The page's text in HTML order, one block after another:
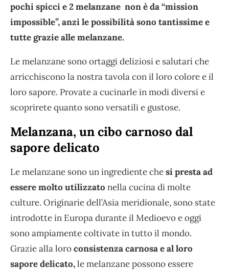
pochi spicci e 2 melanzane non è da “mission
impossible”, anzi le possibilità sono tantissime e
tutte grazie alle melanzane.
Le melanzane sono ortaggi deliziosi e salutari che
arricchiscono la nostra tavola con il loro colore e il
loro sapore. Provate a cucinarle in modi diversi e
scoprirete quanto sono versatili e gustose.
Melanzana, un cibo carnoso dal
sapore delicato
Le melanzane sono un ingrediente chesi presta ad
essere molto utilizzato nella cucina di molte
culture. Originarie dell’Asia meridionale, sono state
introdotte in Europa durante il Medioevo e oggi
sono ampiamente coltivate in tutto il mondo.
Grazie alla loroconsistenza carnosa e al loro
sapore delicato,le melanzane possono essere